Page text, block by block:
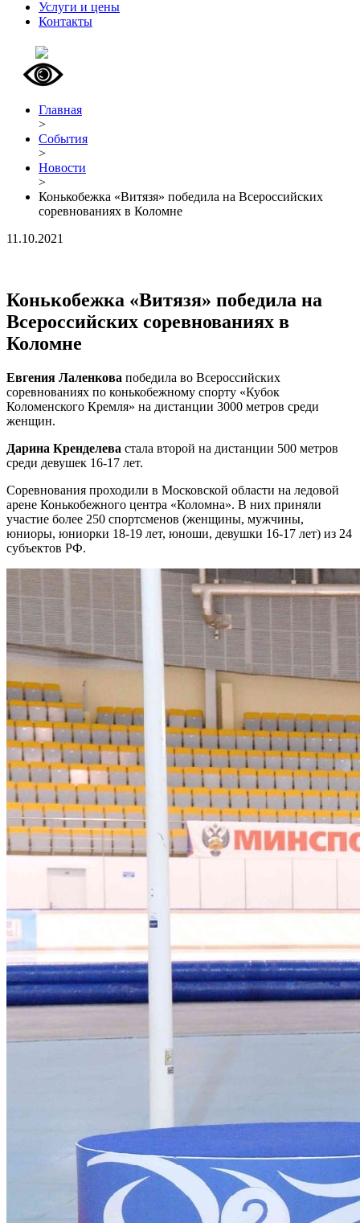
Услуги и цены
Контакты
Главная
>
События
>
Новости
>
Конькобежка «Витязя» победила на Всероссийских
соревнованиях в Коломне
11.10.2021
Конькобежка «Витязя» победила на
Всероссийских соревнованиях в
Коломне
Евгения Лаленкова победила во Всероссийских
соревнованиях по конькобежному спорту «Кубок
Коломенского Кремля» на дистанции 3000 метров среди
женщин.
Дарина Кренделева стала второй на дистанции 500 метров
среди девушек 16-17 лет.
Соревнования проходили в Московской области на ледовой
арене Конькобежного центра «Коломна». В них приняли
участие более 250 спортсменов (женщины, мужчины,
юниоры, юниорки 18-19 лет, юноши, девушки 16-17 лет) из 24
субъектов РФ.